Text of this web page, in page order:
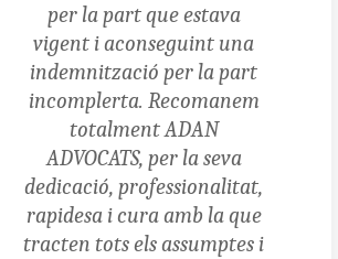
per la part que estava
vigent i aconseguint una
indemnització per la part
incomplerta. Recomanem
totalment ADAN
ADVOCATS, per la seva
dedicació, professionalitat,
rapidesa i cura amb la que
tracten tots els assumptes i